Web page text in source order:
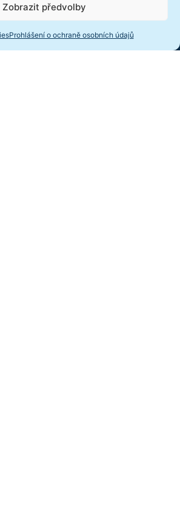
Zobrazit předvolby
Prohlášení o ochraně osobních údajů